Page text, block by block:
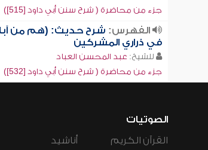
جزء من محاضرة ( شرح سنن أبي داود [515])
الفهرس: شرح حديث: (هم من
في ذراري المشركين
للشيخ: عبد المحسن العباد
جزء من محاضرة ( شرح سنن أبي داود [532])
الصوتيات
القرآن الكريم
أناشيد